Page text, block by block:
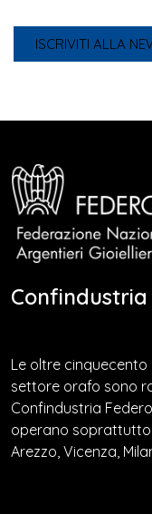
ISCRIVITI ALLA
Le oltre cinquecento
settore orafo sono
Confindustria
operano soprattutto
Arezzo, Vicenza,